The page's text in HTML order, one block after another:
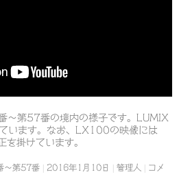
～第57番の境内の様子です。LUMIX
います。なお、LX100の映像には
掛けています。
～第57番 2016年1月10日 管理人
コメ